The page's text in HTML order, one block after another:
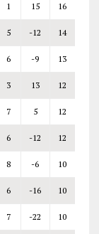
1 15 16
5 -12 14
6 -9 13
3 13 12
7 5 12
6 -12 12
8 -6 10
6 -16 10
7 -22 10